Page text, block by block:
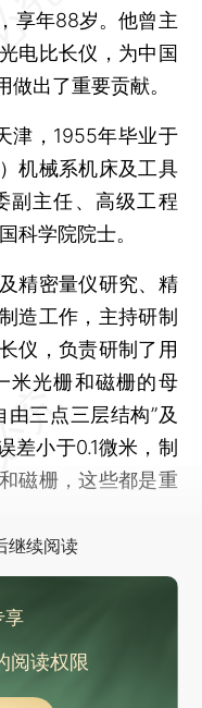
享年88岁。他曾主
电比长仪，为中国
出了重要贡献。
，1955年毕业于
机械系机床及工具
副主任、高级工程
科学院院士。
密量仪研究、精
造工作，主持研制
仪，负责研制了用
米光栅和磁栅的母
三点三层结构”及
差小于0.1微米，制
磁栅，这些都是重
继续阅读
享
阅读权限